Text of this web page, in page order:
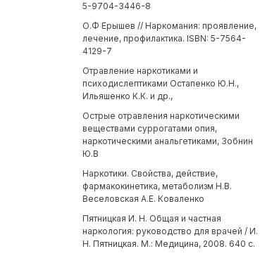
5-9704-3446-8
О.Ф Ерышев // Наркомания: проявление,
лечение, профилактика. ISBN: 5-7564-
4129-7
Отравление наркотиками и
психодислептиками Остапенко Ю.Н.,
Ильяшенко К.К. и др.,
Острые отравления наркотическими
веществами суррогатами опия,
наркотическими анальгетиками, Зобнин
Ю.В
Наркотики. Свойства, действие,
фармакокинетика, метаболизм Н.В.
Веселовская А.Е. Коваленко
Пятницкая И. Н. Общая и частная
наркология: руководство для врачей / И.
Н. Пятницкая. М.: Медицина, 2008. 640 с.